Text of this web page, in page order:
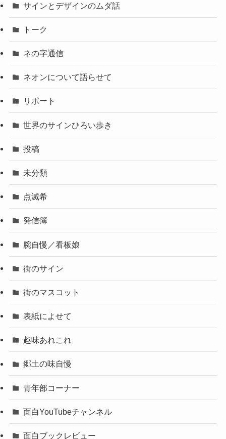
サインとデザインのムダ話
トーク
ネの字通信
ネオンについて語らせて
リポート
世界のサインひろい歩き
投稿
未分類
点滅希
発信簿
腕自慢／看板娘
街のサイン
街のマスコット
表紙によせて
趣味あれこれ
郷土の味自慢
青年部コーナー
面白YouTubeチャンネル
面白ブックレビュー